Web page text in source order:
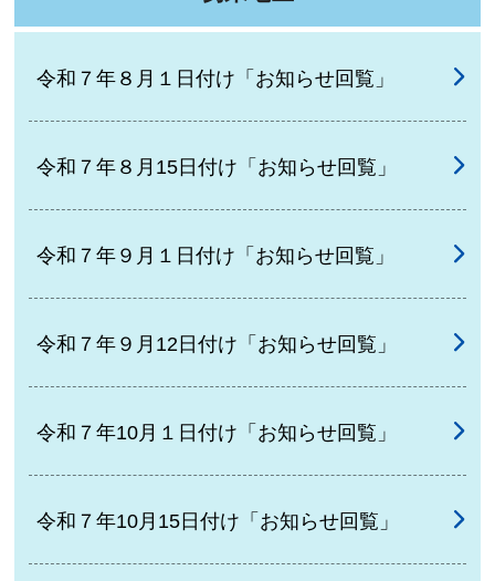
令和７年８月１日付け「お知らせ回覧」
令和７年８月15日付け「お知らせ回覧」
令和７年９月１日付け「お知らせ回覧」
令和７年９月12日付け「お知らせ回覧」
令和７年10月１日付け「お知らせ回覧」
令和７年10月15日付け「お知らせ回覧」